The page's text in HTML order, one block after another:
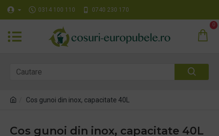
0314 100 110 0740 230 170
0
Cos gunoi din inox, capacitate 40L
Cos gunoi din inox, capacitate 40L